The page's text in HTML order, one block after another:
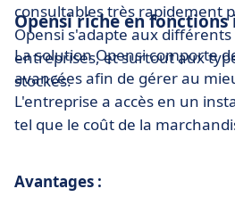
consultables très rapidement
Opensi s'adapte aux différents
entreprises, et surtout aux
stockés.
Opensi riche en fonctions
La solution Opensi comporte
avancées afin de gérer au
L'entreprise a accès en un
tel que le coût de la
Avantages :